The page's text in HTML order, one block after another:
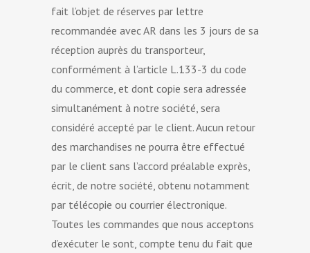
fait l’objet de réserves par lettre
recommandée avec AR dans les 3 jours de sa
réception auprès du transporteur,
conformément à l’article L.133-3 du code
du commerce, et dont copie sera adressée
simultanément à notre société, sera
considéré accepté par le client. Aucun retour
des marchandises ne pourra être effectué
par le client sans l’accord préalable exprès,
écrit, de notre société, obtenu notamment
par télécopie ou courrier électronique.
Toutes les commandes que nous acceptons
d’exécuter le sont, compte tenu du fait que